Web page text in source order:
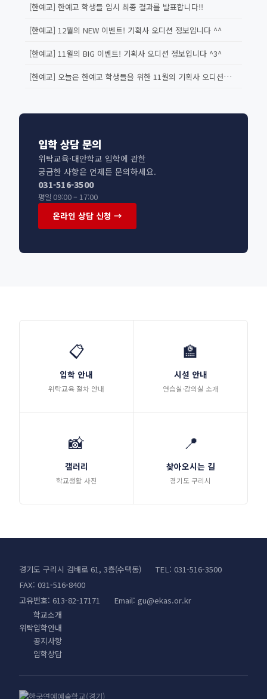
[한예교] 한예교 학생들 입시 최종 결과를 발표합니다!!
[한예교] 12월의 NEW 이벤트! 기획사 오디션 정보입니다 ^^
[한예교] 11월의 BIG 이벤트! 기획사 오디션 정보입니다 ^3^
[한예교] 오늘은 한예교 학생들을 위한 11월의 기획사 오디션을 소개합...
입학 상담 문의
위탁교육·대안학교 입학에 관한
궁금한 사항은 언제든 문의하세요.
031-516-3500
평일 09:00 – 17:00
온라인 상담 신청 →
📋
입학 안내
위탁교육 절차 안내
🏫
시설 안내
연습실·강의실 소개
📸
갤러리
학교생활 사진
📍
찾아오시는 길
경기도 구리시
경기도 구리시 검배로 61, 3층(수택동)
TEL: 031-516-3500
FAX: 031-516-8400
고유번호: 613-82-17171
Email: gu@ekas.or.kr
학교소개
위탁입학안내
공지사항
입학상담